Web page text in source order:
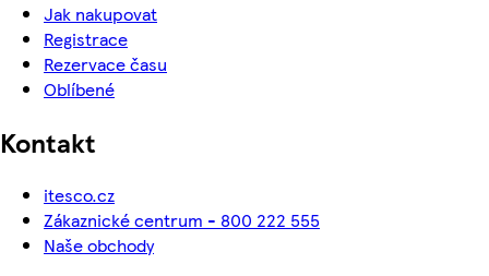
Jak nakupovat
Registrace
Rezervace času
Oblíbené
Kontakt
itesco.cz
Zákaznické centrum - 800 222 555
Naše obchody